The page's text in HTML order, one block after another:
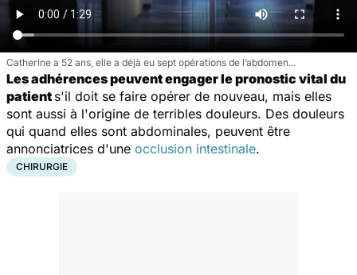
Catherine a 52 ans, elle a déjà eu sept opérations de l’abdomen...
Les adhérences peuvent engager le pronostic vital du
patient s'il doit se faire opérer de nouveau, mais elles
sont aussi à l'origine de terribles douleurs. Des douleurs
qui quand elles sont abdominales, peuvent être
annonciatrices d'une occlusion intestinale.
CHIRURGIE